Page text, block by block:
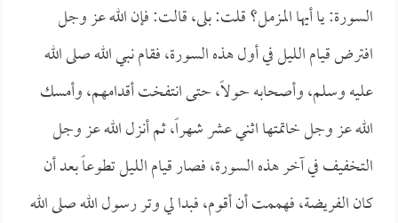
السورة: يا أيها المزمل؟ قلت: بلى، قالت: فإن الله عز وجل
افترض قيام الليل في أول هذه السورة، فقام نبي الله صلى الله
عليه وسلم، وأصحابه حولاً، حتى انتفخت أقدامهم، وأمسك
الله عز وجل خاتمتها اثني عشر شهراً، ثم أنزل الله عز وجل
التخفيف في آخر هذه السورة، فصار قيام الليل تطوعاً بعد أن
كان الفريضة، فهممت أن أقوم، فبدا لي وتر رسول الله صلى الله